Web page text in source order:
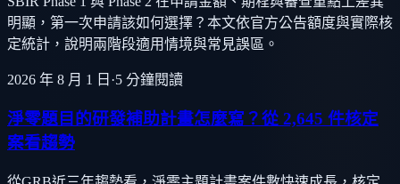
明顯，第一次申請該如何選擇？本文依官方公告額度與實際核
定統計，說明兩階段適用情境與常見誤區。
2026 年 8 月 1 日 ·5 分鐘閱讀
淨零題目的研發補助計畫怎麼寫？從 2,645 件核定
案看趨勢